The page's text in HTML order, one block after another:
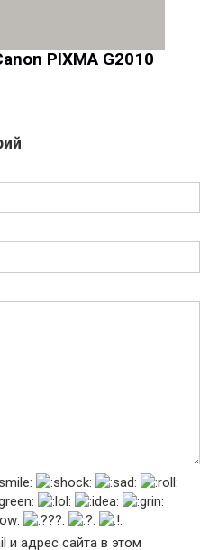
PIXMA G2010
и адрес сайта в этом